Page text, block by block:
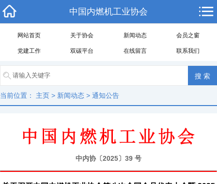
中国内燃机工业协会
网站首页 关于协会 新闻动态 会员之窗
党建工作 双碳平台 在线留言 联系我们
当前位置： 主页 > 新闻动态 > 通知公告
中内协〔2025〕39 号